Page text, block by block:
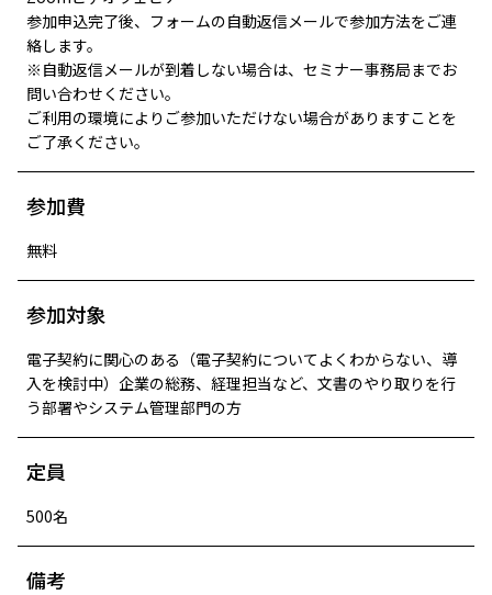
参加申込完了後、フォームの自動返信メールで参加方法をご連
絡します。
※自動返信メールが到着しない場合は、セミナー事務局までお
問い合わせください。
ご利用の環境によりご参加いただけない場合がありますことを
ご了承ください。
参加費
無料
参加対象
電子契約に関心のある（電子契約についてよくわからない、導
入を検討中）企業の総務、経理担当など、文書のやり取りを行
う部署やシステム管理部門の方
定員
500名
備考